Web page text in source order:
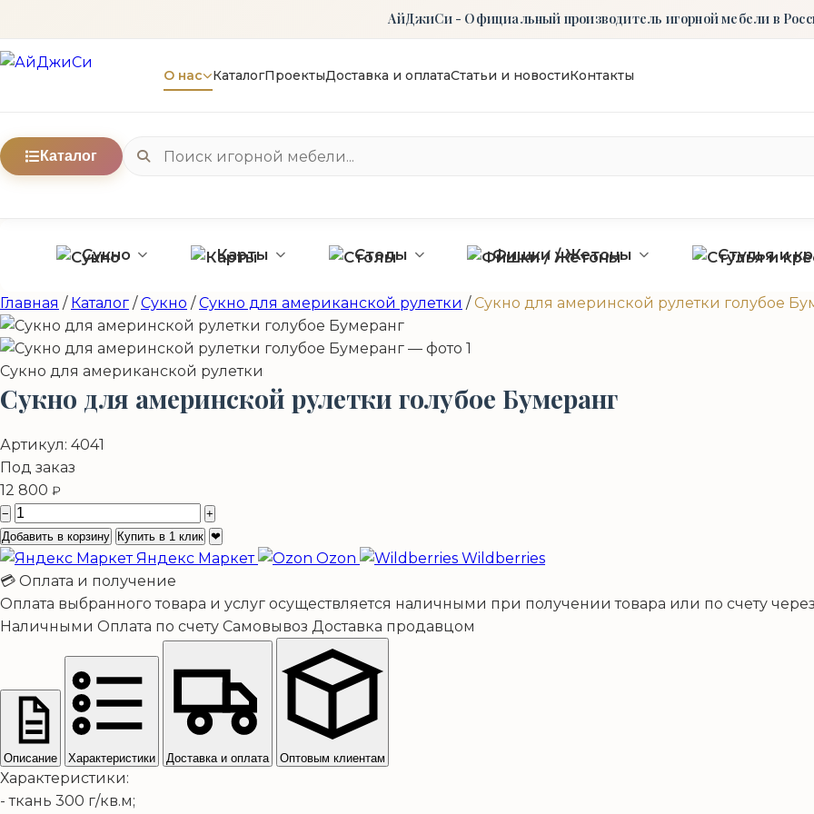
АйДжиСи - Официальный производитель игорной мебели в
О нас КаталогПроектыДоставка и оплатаСтатьи и новостиКонтакты
Каталог
Сукно Карты Столы Фишки / Жетоны Стулья и
Главная / Каталог / Сукно / Сукно для американской рулетки / Сукно для америнской рулетки голубое
Сукно для американской рулетки
Сукно для америнской рулетки голубое Бумеранг
Артикул: 4041
Под заказ
12 800 ₽
−
+
Добавить в корзину
Купить в 1 клик ❤
Яндекс Маркет Ozon
Wildberries
💳 Оплата и получение
Оплата выбранного товара и услуг осуществляется наличными при получении товара или по счету
Наличными Оплата по счету Самовывоз Доставка продавцом
Описание Характеристики Доставка и оплата Оптовым клиентам
Характеристики:
- ткань 300 г/кв.м;